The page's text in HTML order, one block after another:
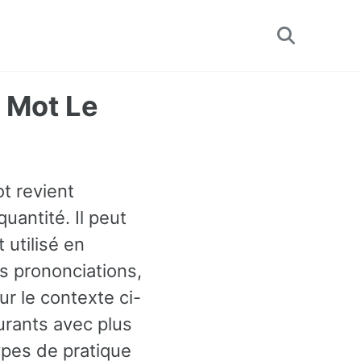
Toggle
Le
revient
Il peut
utilisé en
prononciations,
le contexte ci-
avec plus
de pratique